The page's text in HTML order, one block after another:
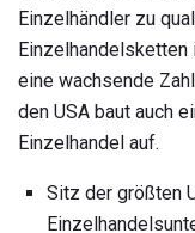
Einzelhändler zu
Einzelhandelsketten
eine wachsende
den USA baut auch
Einzelhandel auf.
Sitz der größten